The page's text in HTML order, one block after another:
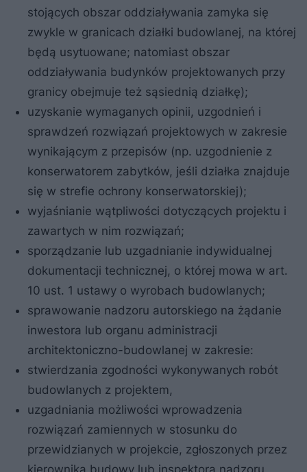
stojących obszar oddziaływania zamyka się
zwykle w granicach działki budowlanej, na której
będą usytuowane; natomiast obszar
oddziaływania budynków projektowanych przy
granicy obejmuje też sąsiednią działkę);
uzyskanie wymaganych opinii, uzgodnień i
sprawdzeń rozwiązań projektowych w zakresie
wynikającym z przepisów (np. uzgodnienie z
konserwatorem zabytków, jeśli działka znajduje
się w strefie ochrony konserwatorskiej);
wyjaśnianie wątpliwości dotyczących projektu i
zawartych w nim rozwiązań;
sporządzanie lub uzgadnianie indywidualnej
dokumentacji technicznej, o której mowa w art.
10 ust. 1 ustawy o wyrobach budowlanych;
sprawowanie nadzoru autorskiego na żądanie
inwestora lub organu administracji
architektoniczno-budowlanej w zakresie:
stwierdzania zgodności wykonywanych robót
budowlanych z projektem,
uzgadniania możliwości wprowadzenia
rozwiązań zamiennych w stosunku do
przewidzianych w projekcie, zgłoszonych przez
kierownika budowy lub inspektora nadzoru